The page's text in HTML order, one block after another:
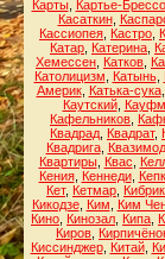
Карты, Картье-
Касаткин,
Кассиопея Кастро
Катар Катерина
Хемессен Катков
Католицизм
Катынь,
Америк, Катька-сука,
Каутский,
Кафельников
Квадрад Квадрат,
Квадрига,
Квартиры, Квас
Кения, Кеннеди,
Кет, Кетмар Кибрик
Кикодзе, Ким Ким
Кино Кинозал Кипа
Киров
Киссинджер, Китай,